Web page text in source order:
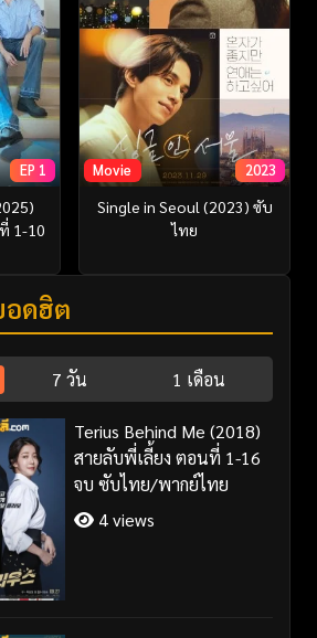
EP 1
1-10
Movie 2023
Single in Seoul (2023) ซับ
ไทย
อดฮิต
7 วัน 1 เดือน
Terius Behind Me (2018)
สายลับพี่เลี้ยง ตอนที่ 1-16
จบ ซับไทย/พากย์ไทย
4 views